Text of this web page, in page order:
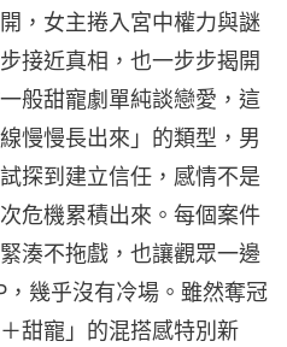
，女主捲入宮中權力與謎
接近真相，也一步步揭開
般甜寵劇單純談戀愛，這
慢慢長出來」的類型，男
探到建立信任，感情不是
危機累積出來。每個案件
湊不拖戲，也讓觀眾一邊
幾乎沒有冷場。雖然奪冠
甜寵」的混搭感特別新